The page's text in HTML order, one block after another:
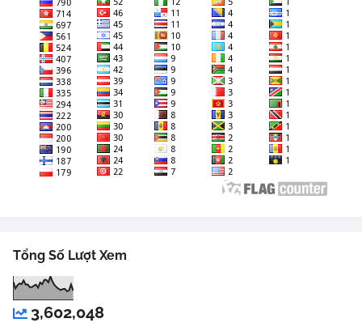
Tổng Số Lượt Xem
3,602,048